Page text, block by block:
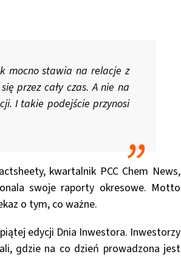
mocno stawia na relacje z
przez cały czas. A nie na
I takie podejście przynosi
kwartalnik PCC Chem News,
swoje raporty okresowe. Motto
o tym, co ważne.
edycji Dnia Inwestora. Inwestorzy
gdzie na co dzień prowadzona jest